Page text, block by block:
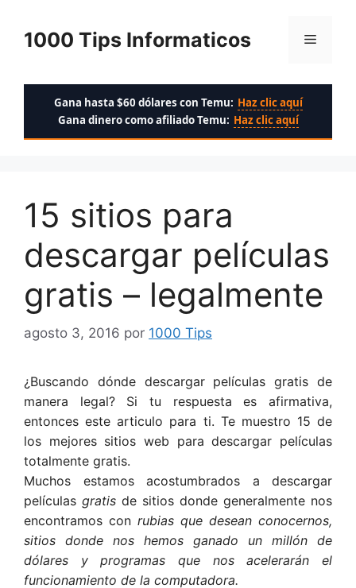
contenido
1000 Tips Informaticos Menú
Gana hasta $60 dólares con Temu: Haz clic aquí
Gana dinero como afiliado Temu: Haz clic aquí
15 sitios para
descargar películas
gratis – legalmente
agosto 3, 2016 por 1000 Tips
¿Buscando dónde descargar películas gratis de
manera legal? Si tu respuesta es afirmativa,
entonces este articulo para ti. Te muestro 15 de
los mejores sitios web para descargar películas
totalmente gratis.
Muchos estamos acostumbrados a descargar
películas gratis de sitios donde generalmente nos
encontramos con rubias que desean conocernos,
sitios donde nos hemos ganado un millón de
dólares y programas que nos acelerarán el
funcionamiento de la computadora.